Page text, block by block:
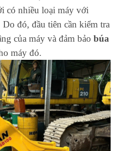
có nhiều loại máy với
đó, đầu tiên cần kiểm tra
của máy và đảm bảo búa
máy đó.